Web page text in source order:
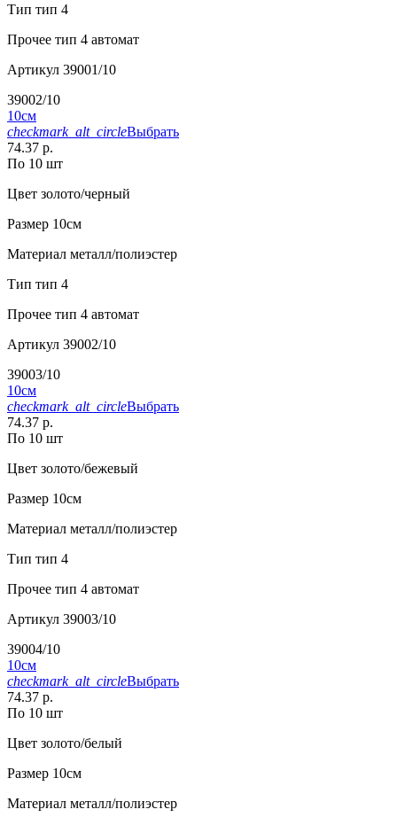
Тип тип 4
Прочее тип 4 автомат
Артикул 39001/10
39002/10
10см
checkmark_alt_circleВыбрать
74.37 р.
По 10 шт
Цвет золото/черный
Размер 10см
Материал металл/полиэстер
Тип тип 4
Прочее тип 4 автомат
Артикул 39002/10
39003/10
10см
checkmark_alt_circleВыбрать
74.37 р.
По 10 шт
Цвет золото/бежевый
Размер 10см
Материал металл/полиэстер
Тип тип 4
Прочее тип 4 автомат
Артикул 39003/10
39004/10
10см
checkmark_alt_circleВыбрать
74.37 р.
По 10 шт
Цвет золото/белый
Размер 10см
Материал металл/полиэстер